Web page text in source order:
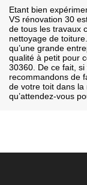
Etant bien
VS rénovation 30
de tous les travaux
nettoyage de
qu’une grande
qualité à petit pour
30360. De ce fait,
recommandons de
de votre toit dans la
qu’attendez-vous